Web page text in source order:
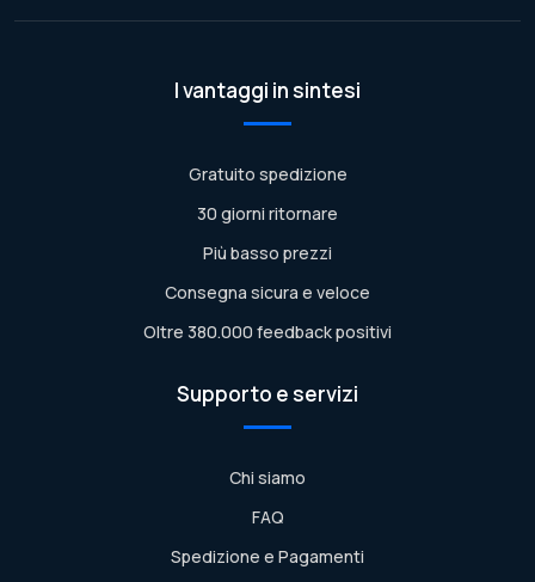
I vantaggi in sintesi
Gratuito spedizione
30 giorni ritornare
Più basso prezzi
Consegna sicura e veloce
Oltre 380.000 feedback positivi
Supporto e servizi
Chi siamo
FAQ
Spedizione e Pagamenti